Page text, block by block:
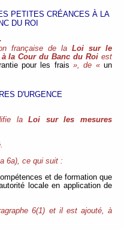
PETITES CRÉANCES À LA
DU ROI
française de laLoi sur le
la Cour du Banc du Roi est
pour les frais », de «un
D'URGENCE
laLoi sur les mesures
6a), ce qui suit :
et de formation que
locale en application de
6(1) et il est ajouté, à